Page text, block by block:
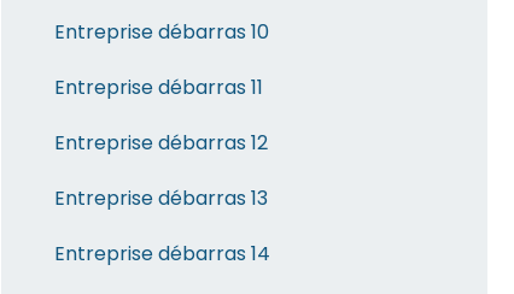
Entreprise débarras 10
Entreprise débarras 11
Entreprise débarras 12
Entreprise débarras 13
Entreprise débarras 14